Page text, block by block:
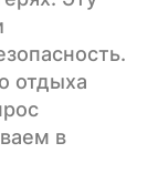
отдыха
в